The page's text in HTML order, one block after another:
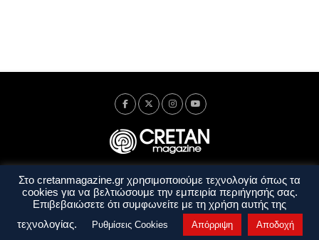
Ταυτότητα Πολιτική Απορρήτου
Όροι Χρήσης
Όροι και Προϋποθέσεις
Στο cretanmagazine.gr χρησιμοποιούμε τεχνολογία όπως τα
cookies για να βελτιώσουμε την εμπειρία περιήγησής σας.
Επιβεβαιώσετε ότι συμφωνείτε με τη χρήση αυτής της
τεχνολογίας.
Ρυθμίσεις Cookies Απόρριψη Αποδοχή